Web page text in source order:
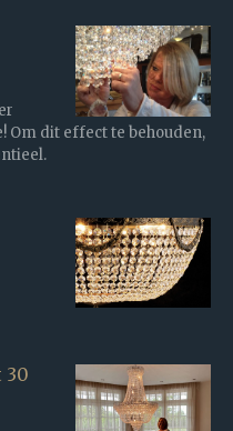
Om dit effect te behouden,
30